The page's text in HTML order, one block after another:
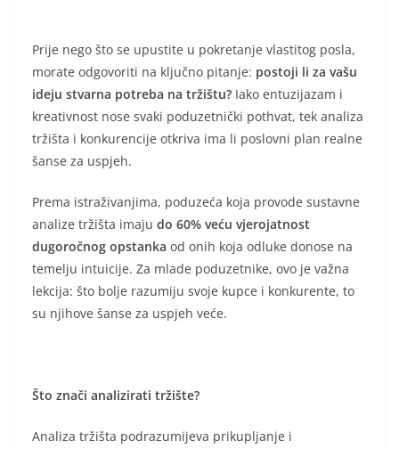
Prije nego što se upustite u pokretanje vlastitog posla,
morate odgovoriti na ključno pitanje: postoji li za vašu
ideju stvarna potreba na tržištu? Iako entuzijazam i
kreativnost nose svaki poduzetnički pothvat, tek analiza
tržišta i konkurencije otkriva ima li poslovni plan realne
šanse za uspjeh.
Prema istraživanjima, poduzeća koja provode sustavne
analize tržišta imaju do 60% veću vjerojatnost
dugoročnog opstanka od onih koja odluke donose na
temelju intuicije. Za mlade poduzetnike, ovo je važna
lekcija: što bolje razumiju svoje kupce i konkurente, to
su njihove šanse za uspjeh veće.
Što znači analizirati tržište?
Analiza tržišta podrazumijeva prikupljanje i